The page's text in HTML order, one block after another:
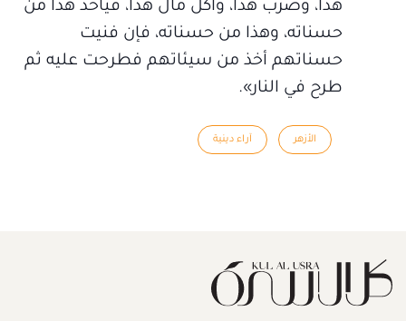
هذا، وضرب هذا، وأكل مال هذا، فيأخذ هذا من
حسناته، وهذا من حسناته، فإن فنيت
حسناتهم أخذ من سيئاتهم فطرحت عليه ثم
طرح في النار».
الأزهر آراء دينية